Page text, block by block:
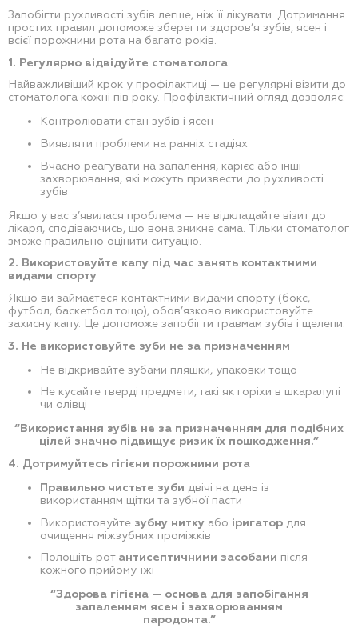
Запобігти рухливості зубів легше, ніж її лікувати. Дотримання
простих правил допоможе зберегти здоров’я зубів, ясен і
всієї порожнини рота на багато років.
1. Регулярно відвідуйте стоматолога
Найважливіший крок у профілактиці — це регулярні візити до
стоматолога кожні пів року. Профілактичний огляд дозволяє:
Контролювати стан зубів і ясен
Виявляти проблеми на ранніх стадіях
Вчасно реагувати на запалення, карієс або інші
захворювання, які можуть призвести до рухливості
зубів
Якщо у вас з’явилася проблема — не відкладайте візит до
лікаря, сподіваючись, що вона зникне сама. Тільки стоматолог
зможе правильно оцінити ситуацію.
2. Використовуйте капу під час занять контактними
видами спорту
Якщо ви займаєтеся контактними видами спорту (бокс,
футбол, баскетбол тощо), обов’язково використовуйте
захисну капу. Це допоможе запобігти травмам зубів і щелепи.
3. Не використовуйте зуби не за призначенням
Не відкривайте зубами пляшки, упаковки тощо
Не кусайте тверді предмети, такі як горіхи в шкаралупі
чи олівці
“Використання зубів не за призначенням для подібних
цілей значно підвищує ризик їх пошкодження.”
4. Дотримуйтесь гігієни порожнини рота
Правильно чистьте зуби двічі на день із
використанням щітки та зубної пасти
Використовуйте зубну нитку або іригатор для
очищення міжзубних проміжків
Полощіть рот антисептичними засобами після
кожного прийому їжі
“Здорова гігієна — основа для запобігання
запаленням ясен і захворюванням
пародонта.”